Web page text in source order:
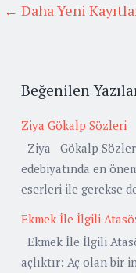
← Daha Yeni
Beğenilen
Ziya Gökalp Sözleri
Ziya Gökalp
edebiyatında en
eserleri ile gerekse
Ekmek İle İlgili
Ekmek İle İlgili
açlıktır: Aç olan bir